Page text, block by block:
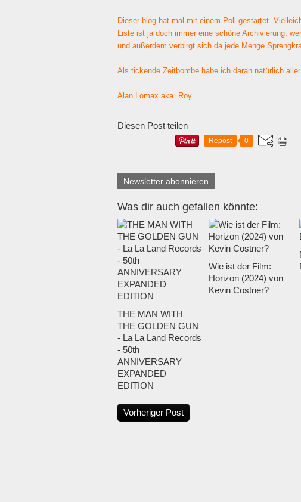
Dieser blog hat mal mit einem Poll gestartet.
Liste ist ja doch immer eine schöne Archivierung,
und außerdem verbirgt sich da jede Menge
Als tickende Zeitbombe habe ich daran natürlich
Alan Lomax aka. Roy
Diesen Post teilen
Repost 0
Newsletter abonnieren
Was dir auch gefallen könnte:
THE MAN WITH
THE GOLDEN GUN
- La La Land Records
- 50th
ANNIVERSARY
EXPANDED
EDITION
Wie ist der Film:
Horizon (2024) von
Kevin Costner?
Vorheriger Post